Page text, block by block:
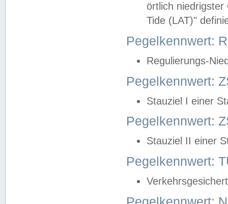
örtlich
Tide (LAT)"
Pegelkennwert:
Regulierungs-
Pegelkennwert:
Stauziel I einer
Pegelkennwert:
Stauziel II einer
Pegelkennwert: